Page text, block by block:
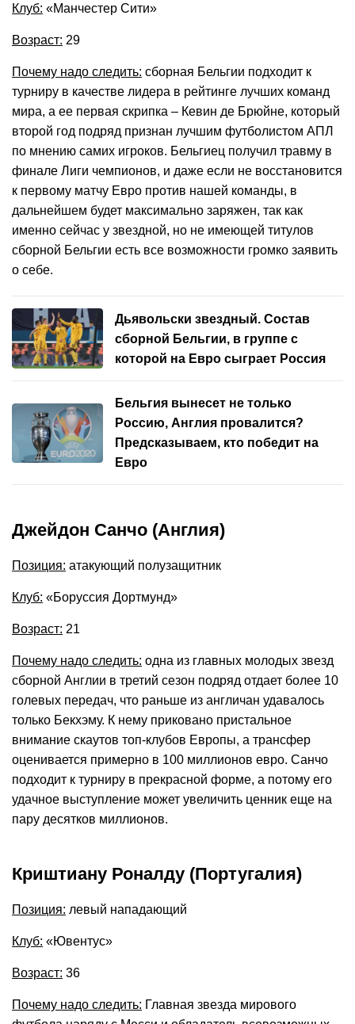
Клуб: «Манчестер Сити»
Возраст: 29
Почему надо следить: сборная Бельгии подходит к
турниру в качестве лидера в рейтинге лучших команд
мира, а ее первая скрипка – Кевин де Брюйне, который
второй год подряд признан лучшим футболистом АПЛ
по мнению самих игроков. Бельгиец получил травму в
финале Лиги чемпионов, и даже если не восстановится
к первому матчу Евро против нашей команды, в
дальнейшем будет максимально заряжен, так как
именно сейчас у звездной, но не имеющей титулов
сборной Бельгии есть все возможности громко заявить
о себе.
Дьявольски звездный. Состав
сборной Бельгии, в группе с
которой на Евро сыграет Россия
Бельгия вынесет не только
Россию, Англия провалится?
Предсказываем, кто победит на
Евро
Джейдон Санчо (Англия)
Позиция: атакующий полузащитник
Клуб: «Боруссия Дортмунд»
Возраст: 21
Почему надо следить: одна из главных молодых звезд
сборной Англии в третий сезон подряд отдает более 10
голевых передач, что раньше из англичан удавалось
только Бекхэму. К нему приковано пристальное
внимание скаутов топ-клубов Европы, а трансфер
оценивается примерно в 100 миллионов евро. Санчо
подходит к турниру в прекрасной форме, а потому его
удачное выступление может увеличить ценник еще на
пару десятков миллионов.
Криштиану Роналду (Португалия)
Позиция: левый нападающий
Клуб: «Ювентус»
Возраст: 36
Почему надо следить: Главная звезда мирового